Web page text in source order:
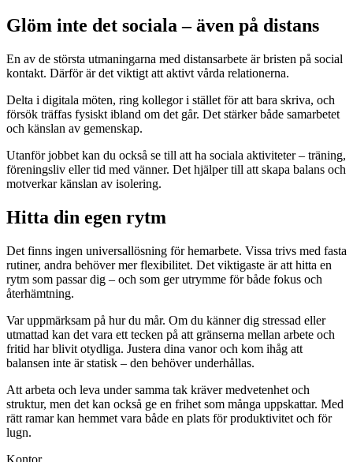
Glöm inte det sociala – även på distans
En av de största utmaningarna med distansarbete är bristen på social
kontakt. Därför är det viktigt att aktivt vårda relationerna.
Delta i digitala möten, ring kollegor i stället för att bara skriva, och
försök träffas fysiskt ibland om det går. Det stärker både samarbetet
och känslan av gemenskap.
Utanför jobbet kan du också se till att ha sociala aktiviteter – träning,
föreningsliv eller tid med vänner. Det hjälper till att skapa balans och
motverkar känslan av isolering.
Hitta din egen rytm
Det finns ingen universallösning för hemarbete. Vissa trivs med fasta
rutiner, andra behöver mer flexibilitet. Det viktigaste är att hitta en
rytm som passar dig – och som ger utrymme för både fokus och
återhämtning.
Var uppmärksam på hur du mår. Om du känner dig stressad eller
utmattad kan det vara ett tecken på att gränserna mellan arbete och
fritid har blivit otydliga. Justera dina vanor och kom ihåg att
balansen inte är statisk – den behöver underhållas.
Att arbeta och leva under samma tak kräver medvetenhet och
struktur, men det kan också ge en frihet som många uppskattar. Med
rätt ramar kan hemmet vara både en plats för produktivitet och för
lugn.
Kontor